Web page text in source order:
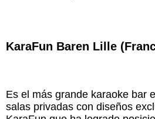
KaraFun Baren Lille
Es el más grande karaoke bar
salas privadas con diseños